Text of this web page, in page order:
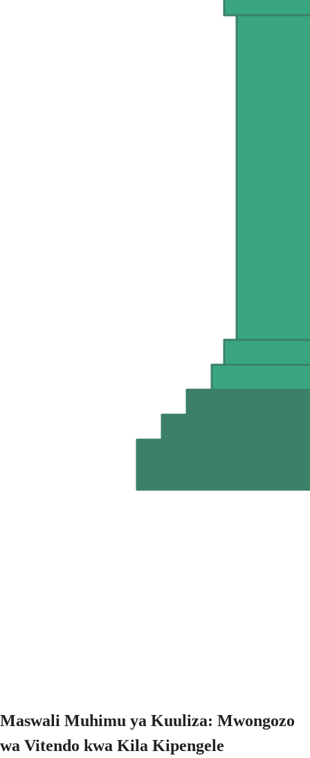
Maswali Muhimu ya Kuuliza: Mwongozo
wa Vitendo kwa Kila Kipengele